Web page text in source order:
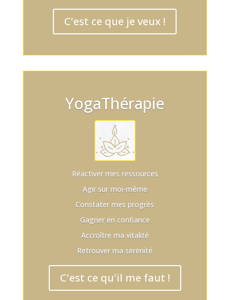
C'est ce que je veux !
YogaThérapie
Réactiver mes ressources
Agir sur moi-même
Constater mes progrès
Gagner en confiance
Accroître ma vitalité
Retrouver ma sérénité
C'est ce qu'il me faut !